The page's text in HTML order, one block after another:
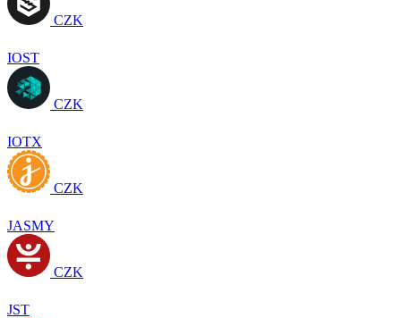
CZK
IOST
CZK
IOTX
CZK
JASMY
CZK
JST